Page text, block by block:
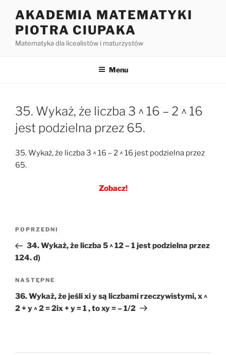
treści
AKADEMIA MATEMATYKI
PIOTRA CIUPAKA
Matematyka dla licealistów i maturzystów
Menu
35. Wykaż, że liczba 3 ^ 16 – 2 ^ 16
jest podzielna przez 65.
35. Wykaż, że liczba 3 ^ 16 – 2 ^ 16 jest podzielna przez
65.
Zobacz!
Nawigacja
Poprzedni
wpis
POPRZEDNI
34. Wykaż, że liczba 5 ^ 12 – 1 jest podzielna przez
124. d)
Następny
wpis
NASTĘPNE
36. Wykaż, że jeśli xi y są liczbami rzeczywistymi, x ^
2 + y ^ 2 = 2ix + y = 1 , to xy = – 1/2